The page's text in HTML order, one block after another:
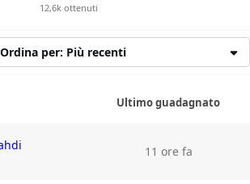
12,6k ottenuti
Ordina per: Più recenti
Ultimo guadagnato
11 ore fa